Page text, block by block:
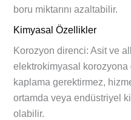
boru miktarını azaltabilir.
Kimyasal Özellikler
Korozyon direnci: Asit ve
elektrokimyasal korozyona
kaplama gerektirmez,
ortamda veya endüstriyel
olabilir.